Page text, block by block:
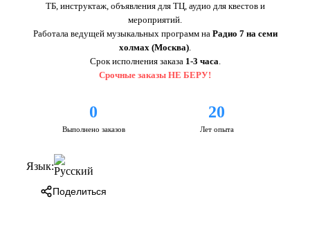
ТБ, инструктаж, объявления для ТЦ, аудио для квестов и
мероприятий.
Работала ведущей музыкальных программ на Радио 7 на семи
холмах (Москва).
Срок исполнения заказа 1-3 часа.
Срочные заказы НЕ БЕРУ!
0
Выполнено заказов
20
Лет опыта
Язык:
Поделиться